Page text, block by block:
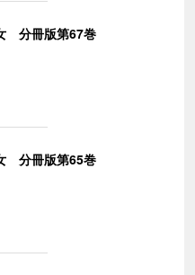
分冊版第67巻
分冊版第65巻